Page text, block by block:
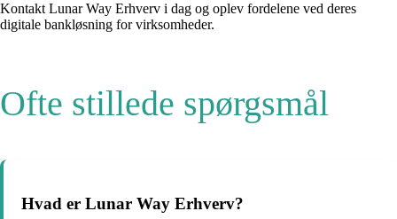
Kontakt Lunar Way Erhverv i dag og oplev fordelene ved deres
digitale bankløsning for virksomheder.
Ofte stillede spørgsmål
Hvad er Lunar Way Erhverv?